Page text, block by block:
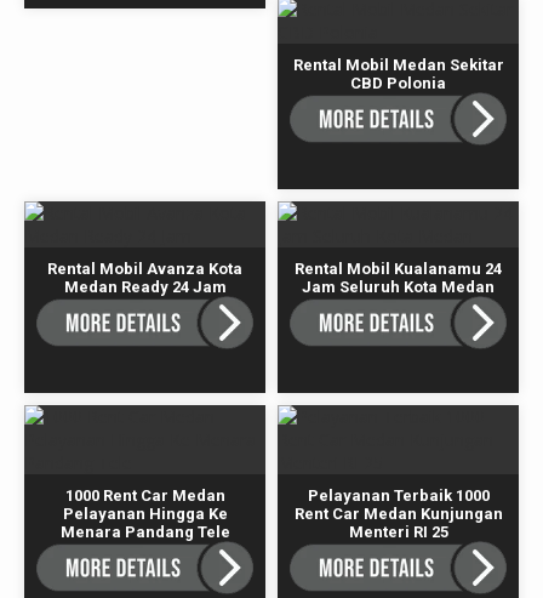
Rental Mobil Medan Sekitar
CBD Polonia
Rental Mobil Avanza Kota
Medan Ready 24 Jam
Rental Mobil Kualanamu 24
Jam Seluruh Kota Medan
1000 Rent Car Medan
Pelayanan Hingga Ke
Menara Pandang Tele
Pelayanan Terbaik 1000
Rent Car Medan Kunjungan
Menteri RI 25